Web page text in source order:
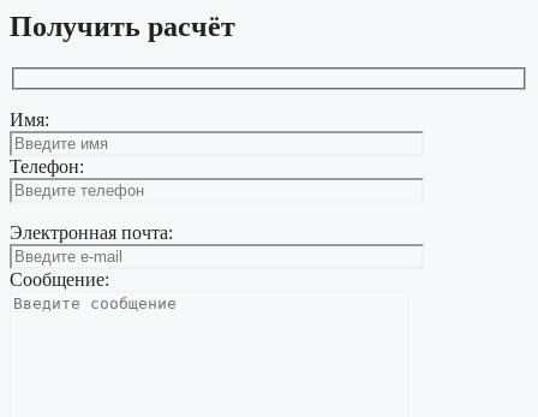
Получить расчёт
Имя:
Телефон:
Электронная почта:
Сообщение: